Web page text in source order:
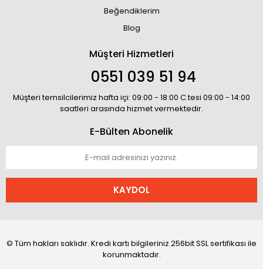
Beğendiklerim
Blog
Müşteri Hizmetleri
0551 039 51 94
Müşteri temsilcilerimiz hafta içi: 09:00 - 18:00 C.tesi 09:00 - 14:00
saatleri arasında hizmet vermektedir.
E-Bülten Abonelik
KAYDOL
© Tüm hakları saklıdır. Kredi kartı bilgileriniz 256bit SSL sertifikası ile
korunmaktadır.